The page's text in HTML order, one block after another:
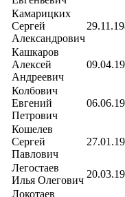
Камарицких
Сергей
Александрович
Кашкаров
Алексей
Андреевич
Колбович
Евгений
Петрович
Кошелев
Сергей
Павлович
Легостаев
Илья Олегович
Локотаев